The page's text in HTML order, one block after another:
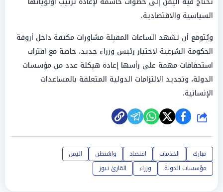
السياسية والاقتصادية.
ويُتوقع أن تشهد الساعات المقبلة مشاورات مكثفة داخل أروقة
الحكومة الشرعية لاختيار رئيس وزراء جديد، خاصة مع اقتراب
استحقاقات مهمة على رأسها إعادة هيكلة عدد من مؤسسات
الدولة، وتجديد الالتزامات الدولية المتعلقة بالمساعدات
الإنسانية.
شارك
مبارك الخدمات اقتصاد واشنطن
اليمن
مؤسسات الدولة
وزراء القارئ نيوز